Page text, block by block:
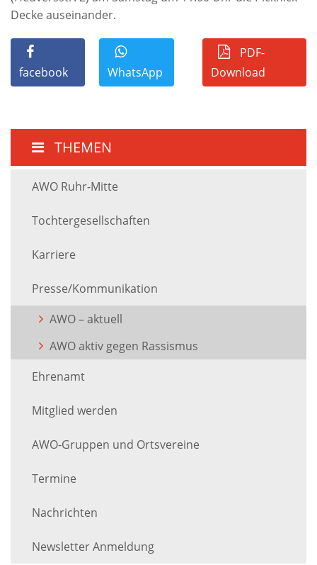
Decke auseinander.
facebook WhatsApp
PDF-
Download
THEMEN
AWO Ruhr-Mitte
Tochtergesellschaften
Karriere
Presse/Kommunikation
AWO – aktuell
AWO aktiv gegen Rassismus
Ehrenamt
Mitglied werden
AWO-Gruppen und Ortsvereine
Termine
Nachrichten
Newsletter Anmeldung